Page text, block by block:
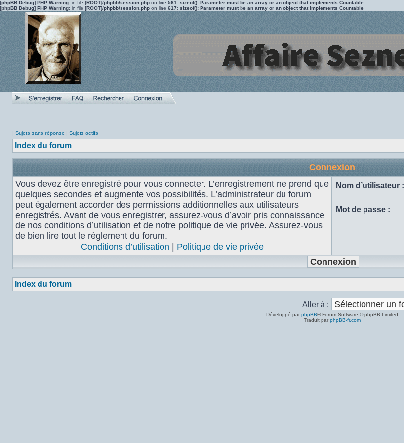
[phpBB Debug] PHP Warning: in file [ROOT]/phpbb/session.php on line 561 : sizeof(): Parameter must be an array or an object that implements Countable
[phpBB Debug] PHP Warning: in file [ROOT]/phpbb/session.php on line 617: sizeof(): Parameter must be an array or an object that implements Countable
| Sujets sans réponse | Sujets actifs
Index du forum
Connexion
Vous devez être enregistré pour vous connecter. L’enregistrement ne prend que
quelques secondes et augmente vos possibilités. L’administrateur du forum
peut également accorder des permissions additionnelles aux utilisateurs
enregistrés. Avant de vous enregistrer, assurez-vous d’avoir pris connaissance
de nos conditions d’utilisation et de notre politique de vie privée. Assurez-vous
de bien lire tout le règlement du forum.
Conditions d’utilisation
Politique de vie privée
Nom d’utilisateur :
Mot de passe :
Index du forum
Aller à :
Développé par phpBB® Forum Software © phpBB Limited
Traduit par phpBB-fr.com